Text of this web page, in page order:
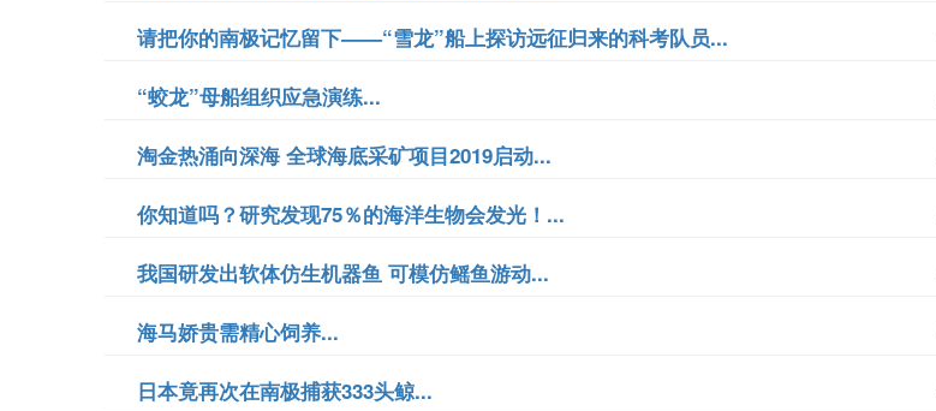
请把你的南极记忆留下——“雪龙”船上探访远征归来的科考队员...
“蛟龙”母船组织应急演练...
淘金热涌向深海 全球海底采矿项目2019启动...
你知道吗？研究发现75％的海洋生物会发光！...
我国研发出软体仿生机器鱼 可模仿鳐鱼游动...
海马娇贵需精心饲养...
日本竟再次在南极捕获333头鲸...